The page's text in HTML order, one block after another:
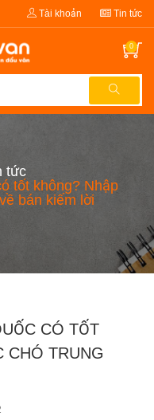
Tài khoản Tin tức
0
tức
tốt không? Nhập
bán kiếm lời
CÓ TỐT
CHÓ TRUNG